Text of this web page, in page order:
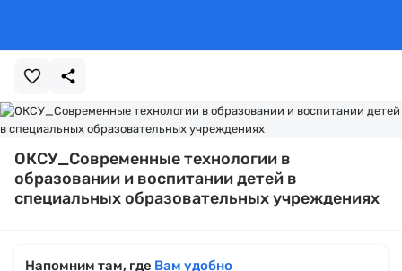
ОКСУ_Современные технологии в
образовании и воспитании детей в
специальных образовательных учреждениях
Напомним там, где Вам удобно